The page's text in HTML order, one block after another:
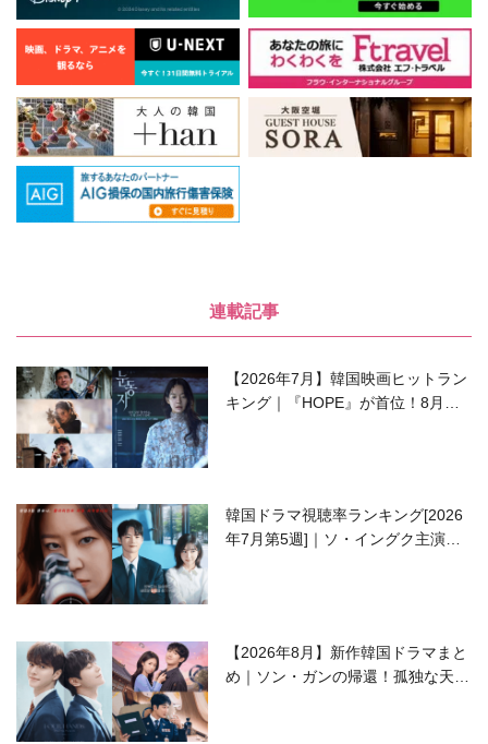
連載記事
【2026年7月】韓国映画ヒットラン
キング｜『HOPE』が首位！8月公
韓国ドラマ視聴率ランキング[2026
年7月第5週]｜ソ・イングク主演の
【2026年8月】新作韓国ドラマまと
め｜ソン・ガンの帰還！孤独な天才